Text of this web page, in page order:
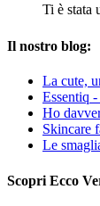
Ti è stata
Il nostro blog:
La cute,
Essentiq
Ho
Skincare
Le
Scopri Ecco